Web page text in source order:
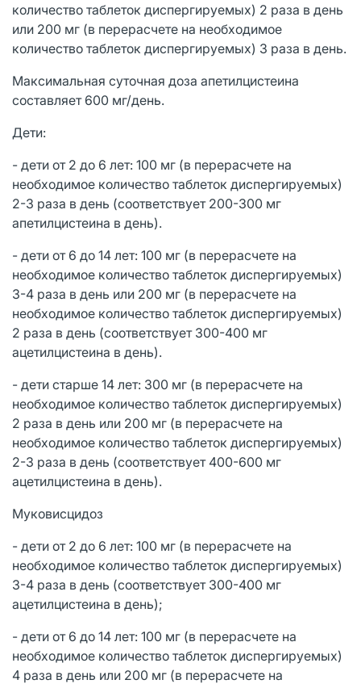
количество таблеток диспергируемых) 2 раза в день
или 200 мг (в перерасчете на необходимое
количество таблеток диспергируемых) 3 раза в день.
Максимальная суточная доза апетилцистеина
составляет 600 мг/день.
Дети:
- дети от 2 до 6 лет: 100 мг (в перерасчете на
необходимое количество таблеток диспергируемых)
2-3 раза в день (соответствует 200-300 мг
апетилцистеина в день).
- дети от 6 до 14 лет: 100 мг (в перерасчете на
необходимое количество таблеток диспергируемых)
3-4 раза в день или 200 мг (в перерасчете на
необходимое количество таблеток диспергируемых)
2 раза в день (соответствует 300-400 мг
ацетилцистеина в день).
- дети старше 14 лет: 300 мг (в перерасчете на
необходимое количество таблеток диспергируемых)
2 раза в день или 200 мг (в перерасчете на
необходимое количество таблеток диспергируемых)
2-3 раза в день (соответствует 400-600 мг
ацетилцистеина в день).
Муковисцидоз
- дети от 2 до 6 лет: 100 мг (в перерасчете на
необходимое количество таблеток диспергируемых)
3-4 раза в день (соответствует 300-400 мг
ацетилцистеина в день);
- дети от 6 до 14 лет: 100 мг (в перерасчете на
необходимое количество таблеток диспергируемых)
4 раза в день или 200 мг (в перерасчете на